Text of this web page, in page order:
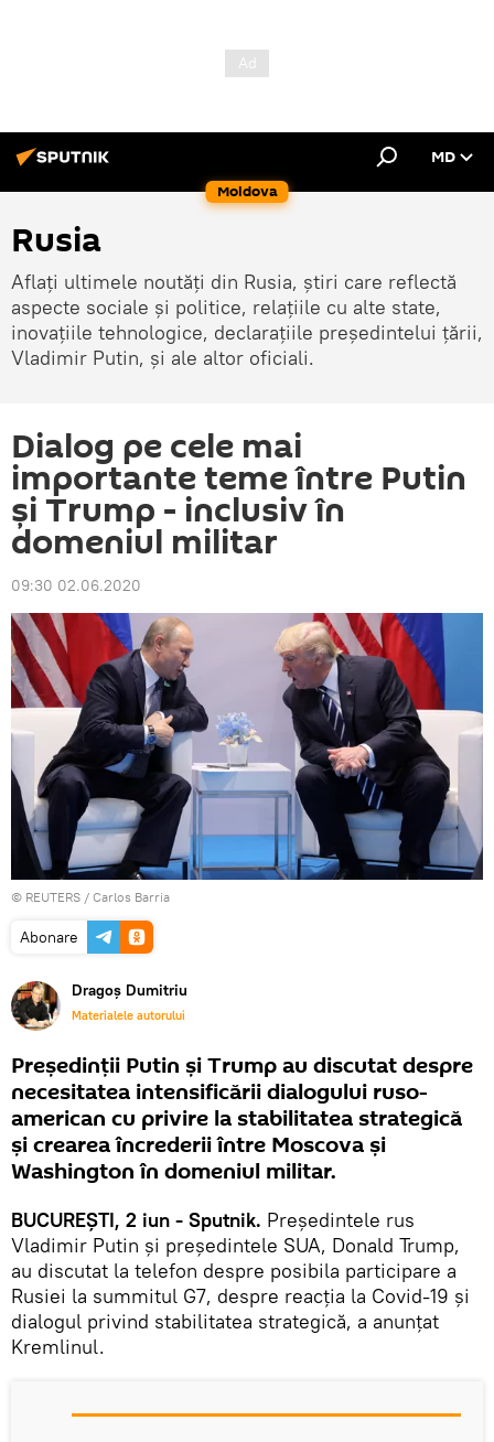
Moldova
MD
Rusia
Aflați ultimele noutăți din Rusia, știri care reflectă
aspecte sociale și politice, relațiile cu alte state,
inovațiile tehnologice, declarațiile președintelui țării,
Vladimir Putin, și ale altor oficiali.
Dialog pe cele mai
importante teme între Putin
și Trump - inclusiv în
domeniul militar
09:30 02.06.2020
© REUTERS / Carlos Barria
Abonare
Dragoș Dumitriu
Materialele autorului
Președinții Putin și Trump au discutat despre
necesitatea intensificării dialogului ruso-
american cu privire la stabilitatea strategică
și crearea încrederii între Moscova și
Washington în domeniul militar.
BUCUREȘTI, 2 iun - Sputnik. Președintele rus
Vladimir Putin și președintele SUA, Donald Trump,
au discutat la telefon despre posibila participare a
Rusiei la summitul G7, despre reacția la Covid-19 și
dialogul privind stabilitatea strategică, a anunțat
Kremlinul.